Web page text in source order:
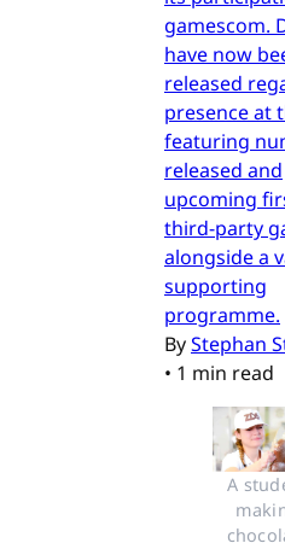
gamescom.
have now
released
presence at
featuring
released and
upcoming
third-party
alongside a
supporting
programme.
ByStephan
• 1 min read
A